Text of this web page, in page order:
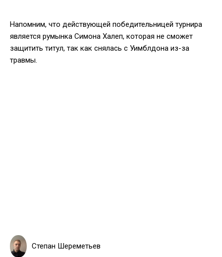
Напомним, что действующей победительницей турнира
является румынка Симона Халеп, которая не сможет
защитить титул, так как снялась с Уимблдона из-за
травмы.
Степан Шереметьев